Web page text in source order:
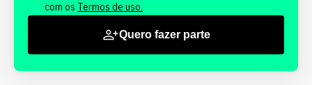
com os Termos de uso.
Quero fazer parte